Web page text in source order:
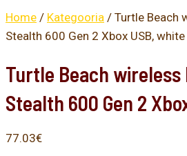
Home / Kategooria / Turtle Beach
Stealth 600 Gen 2 Xbox USB, white
Turtle Beach wireless
Stealth 600 Gen 2
77.03€